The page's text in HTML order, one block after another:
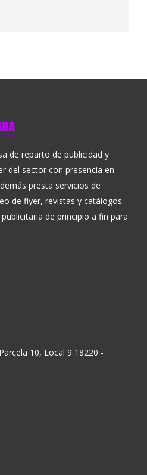
de reparto de publicidad y
del sector con presencia en
presta servicios de
de flyer, revistas y catálogos.
de principio a fin para
10, Local 9 18220 -